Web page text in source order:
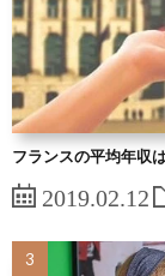
フランスの平均年収
2019.02.12